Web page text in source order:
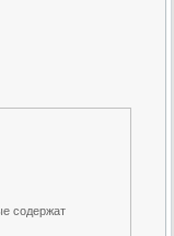
содержат